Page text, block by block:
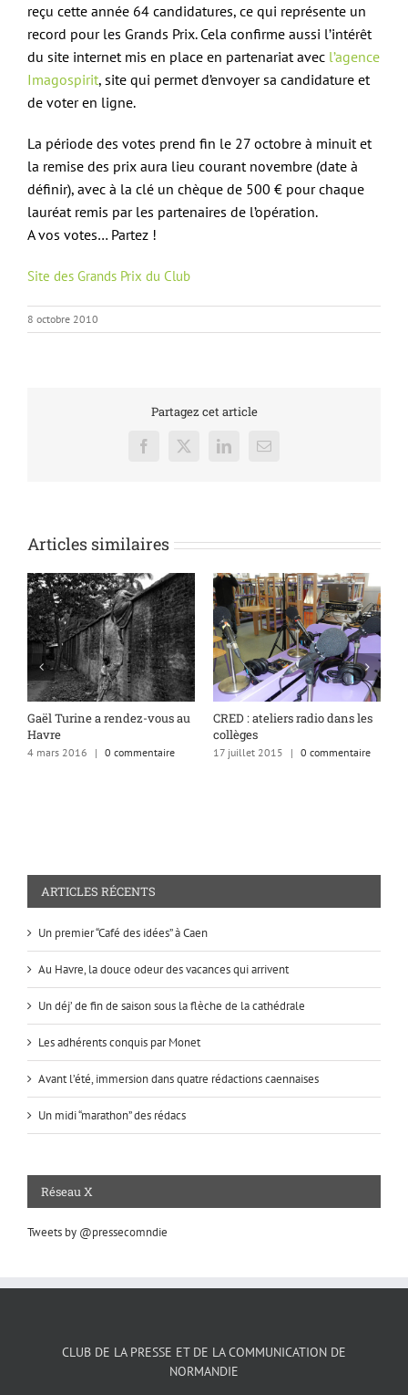
reçu cette année 64 candidatures, ce qui représente un
record pour les Grands Prix. Cela confirme aussi l’intérêt
du site internet mis en place en partenariat avec l’agence
Imagospirit, site qui permet d’envoyer sa candidature et
de voter en ligne.
La période des votes prend fin le 27 octobre à minuit et
la remise des prix aura lieu courant novembre (date à
définir), avec à la clé un chèque de 500 € pour chaque
lauréat remis par les partenaires de l’opération.
A vos votes… Partez !
Site des Grands Prix du Club
8 octobre 2010
Partagez cet article
Facebook
X LinkedInEmail
Articles similaires
Gaël Turine a rendez-vous au
Havre
4 mars 2016 | 0 commentaire
CRED : ateliers radio dans les
collèges
17 juillet 2015 | 0 commentaire
ARTICLES RÉCENTS
Un premier “Café des idées” à Caen
Au Havre, la douce odeur des vacances qui arrivent
Un déj’ de fin de saison sous la flèche de la cathédrale
Les adhérents conquis par Monet
Avant l’été, immersion dans quatre rédactions caennaises
Un midi “marathon” des rédacs
Réseau X
Tweets by @pressecomndie
CLUB DE LA PRESSE ET DE LA COMMUNICATION DE
NORMANDIE